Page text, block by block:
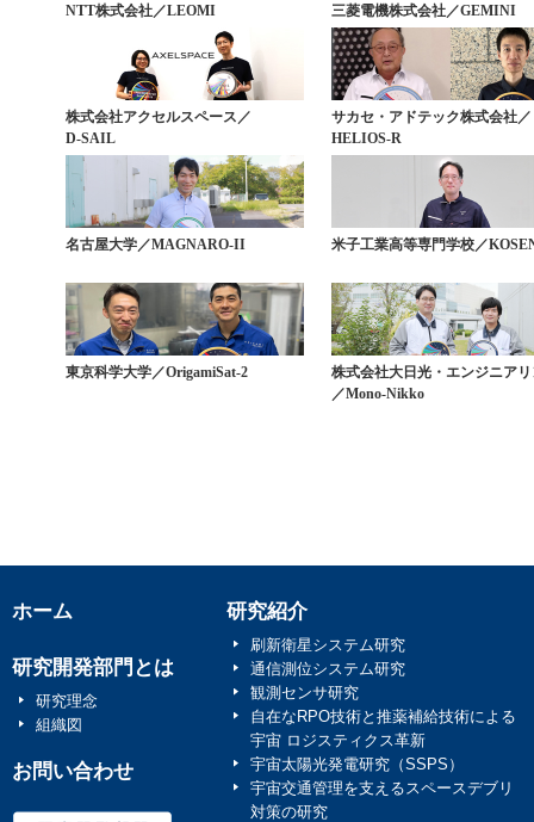
NTT株式会社／LEOMI 三菱電機株式会社／GEMINI
株式会社アクセルスペース／
D-SAIL
サカセ・アドテック株式会社／
HELIOS-R
名古屋大学／MAGNARO-II 米子工業高等専門学校／
東京科学大学／OrigamiSat-2
株式会社大日光・エンジニア
／Mono-Nikko
ホーム
研究開発部門とは
研究理念
組織図
お問い合わせ
研究紹介
刷新衛星システム研究
通信測位システム研究
観測センサ研究
自在なRPO技術と推薬補給技術による
宇宙 ロジスティクス革新
宇宙太陽光発電研究（SSPS）
宇宙交通管理を支えるスペースデブリ
対策の研究